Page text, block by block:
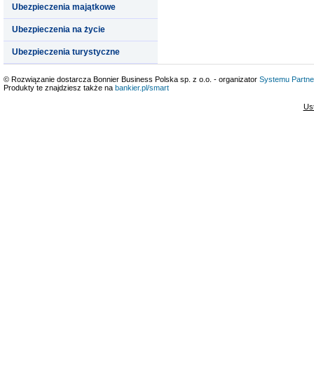
Ubezpieczenia majątkowe
Ubezpieczenia na życie
Ubezpieczenia turystyczne
© Rozwiązanie dostarcza Bonnier Business Polska sp. z o.o. - organizator Systemu
Produkty te znajdziesz także na bankier.pl/smart